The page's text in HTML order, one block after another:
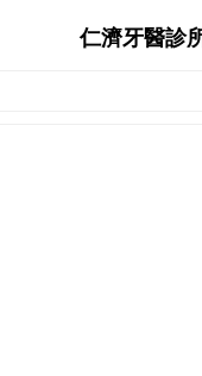
仁濟牙醫診